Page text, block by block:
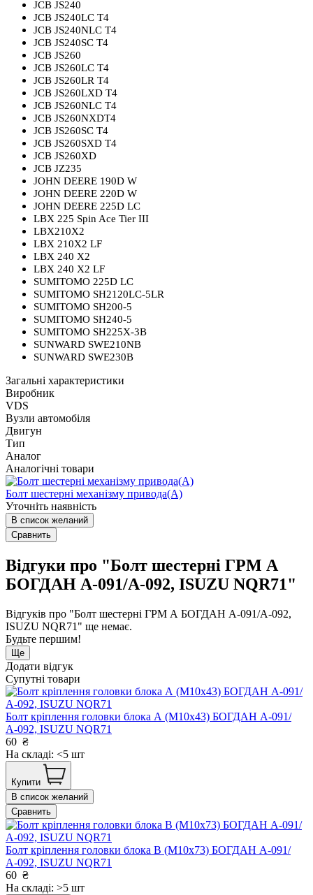
JCB JS240
JCB JS240LC T4
JCB JS240NLC T4
JCB JS240SC T4
JCB JS260
JCB JS260LC T4
JCB JS260LR T4
JCB JS260LXD T4
JCB JS260NLC T4
JCB JS260NXDT4
JCB JS260SC T4
JCB JS260SXD T4
JCB JS260XD
JCB JZ235
JOHN DEERE 190D W
JOHN DEERE 220D W
JOHN DEERE 225D LC
LBX 225 Spin Ace Tier III
LBX210X2
LBX 210X2 LF
LBX 240 X2
LBX 240 X2 LF
SUMITOMO 225D LC
SUMITOMO SH2120LC-5LR
SUMITOMO SH200-5
SUMITOMO SH240-5
SUMITOMO SH225X-3B
SUNWARD SWE210NB
SUNWARD SWE230B
Загальні характеристики
Виробник
VDS
Вузли автомобіля
Двигун
Тип
Аналог
Аналогічні товари
Болт шестерні механізму привода(А)
Уточніть наявність
В список желаний
Сравнить
Відгуки про "Болт шестерні ГРМ А
БОГДАН А-091/А-092, ISUZU NQR71"
Відгуків про "Болт шестерні ГРМ А БОГДАН А-091/А-092,
ISUZU NQR71" ще немає.
Будьте першим!
Ще
Додати відгук
Супутні товари
Болт кріплення головки блока А (М10х43) БОГДАН А-091/
А-092, ISUZU NQR71
60 ₴
На складі: <5 шт
Купити
В список желаний
Сравнить
Болт кріплення головки блока В (М10х73) БОГДАН А-091/
А-092, ISUZU NQR71
60 ₴
На складі: >5 шт